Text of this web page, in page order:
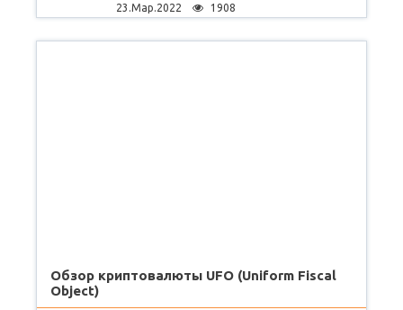
23.Мар.2022 1908
Обзор криптовалюты UFO (Uniform Fiscal
Object)